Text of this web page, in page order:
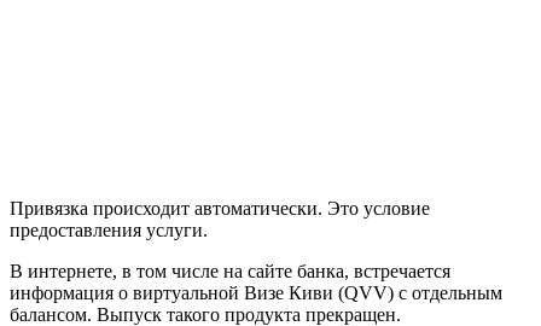
Привязка происходит автоматически. Это условие
предоставления услуги.
В интернете, в том числе на сайте банка, встречается
информация о виртуальной Визе Киви (QVV) с отдельным
балансом. Выпуск такого продукта прекращен.